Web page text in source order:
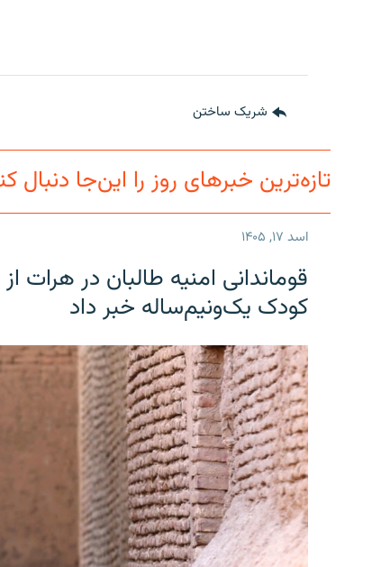
شریک ساختن
تازه‌ترین خبرهای روز را این‌جا دنبال
اسد ۱۷, ۱۴۰۵
قوماندانی امنیه طالبان در
کودک یک‌ونیم‌ساله خبر داد